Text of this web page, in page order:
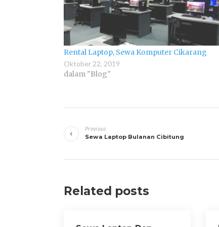
Rental Laptop, Sewa Komputer Cikarang
Oktober 22, 2019
dalam "Blog"
pos
Previous
Sewa Laptop Bulanan Cibitung
Related posts